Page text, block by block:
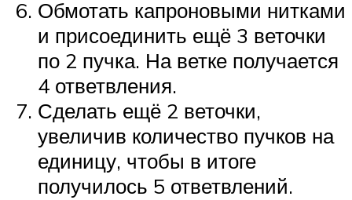
Обмотать капроновыми нитками
и присоединить ещё 3 веточки
по 2 пучка. На ветке получается
4 ответвления.
Сделать ещё 2 веточки,
увеличив количество пучков на
единицу, чтобы в итоге
получилось 5 ответвлений.